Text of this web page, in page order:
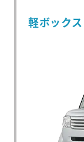
軽ボックス